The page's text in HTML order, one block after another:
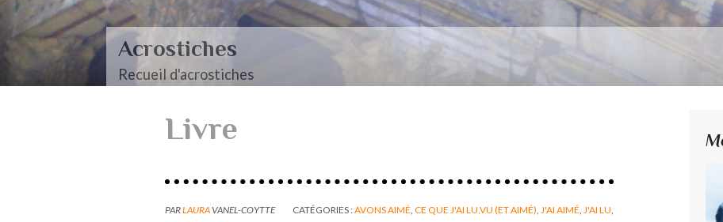
Acrostiches
Recueil d'acrostiches
Livre
PARLAURA VANEL-COYTTE CATÉGORIES :AVONS AIMÉ CE QUE J'AI LU,VU (ET AIMÉ) J'AI AIMÉ J'AI LU